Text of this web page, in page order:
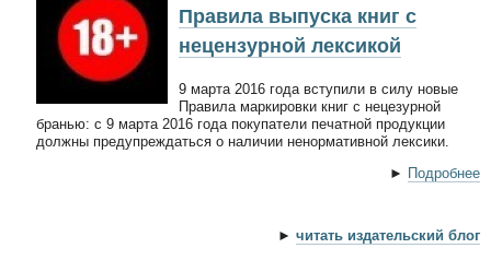
Правила выпуска книг с
нецензурной лексикой
9 марта 2016 года вступили в силу новые
Правила маркировки книг с нецезурной
бранью: с 9 марта 2016 года покупатели печатной продукции
должны предупреждаться о наличии ненормативной лексики.
► Подробнее
► читать издательский блог